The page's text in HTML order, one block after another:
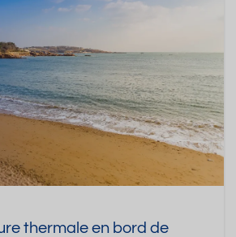
thermale en bord de